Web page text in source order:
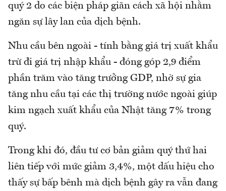
quý 2 do các biện pháp giãn cách xã hội nhằm
ngăn sự lây lan của dịch bệnh.
Nhu cầu bên ngoài - tính bằng giá trị xuất khẩu
trừ đi giá trị nhập khẩu - đóng góp 2,9 điểm
phần trăm vào tăng trưởng GDP, nhờ sự gia
tăng nhu cầu tại các thị trường nước ngoài giúp
kim ngạch xuất khẩu của Nhật tăng 7% trong
quý.
Trong khi đó, đầu tư cơ bản giảm quý thứ hai
liên tiếp với mức giảm 3,4%, một dấu hiệu cho
thấy sự bấp bênh mà dịch bệnh gây ra vẫn đang